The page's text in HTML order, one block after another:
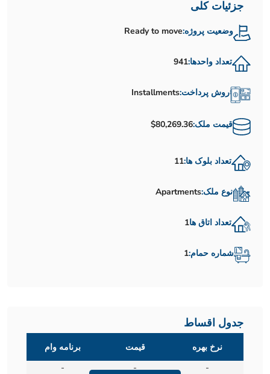
جزئیات کلی
وضعیت پروژه:Ready to move
تعداد واحدها:941
روش پرداخت:Installments
قیمت ملک:$80,269.36
تعداد بلوک ها:11
نوع ملک:Apartments
تعداد اتاق ها1
شماره حمام:1
جدول اقساط
نرخ بهره قیمت
برنامه وام
-
-
-